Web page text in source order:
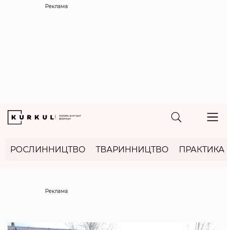
Реклама
РОСЛИННИЦТВО ТВАРИННИЦТВО ПРАКТИКА
Реклама